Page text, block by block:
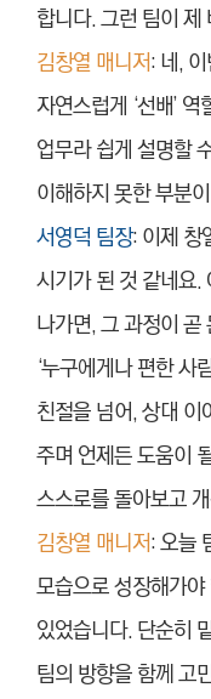
합니다. 그런 팀이 제
김창열 매니저: 네,
자연스럽게 ‘선배’
업무라 쉽게 설명할
이해하지 못한 부분
서영덕 팀장: 이제 창
시기가 된 것 같네요
나가면, 그 과정이
‘누구에게나 편한 사
친절을 넘어, 상대
주며 언제든 도움이
스스로를 돌아보고
김창열 매니저: 오늘
모습으로 성장해가
있었습니다. 단순히
팀의 방향을 함께 고